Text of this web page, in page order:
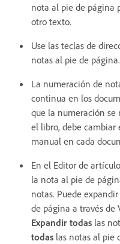
nota al pie de página
otro texto.
Use las teclas de
notas al pie de página.
La numeración de
continua en los
que la numeración
el libro, debe cambiar
manual en cada
En el Editor de
la nota al pie de
notas. Puede
de página a través de
Expandir todas las
todas las notas al pie